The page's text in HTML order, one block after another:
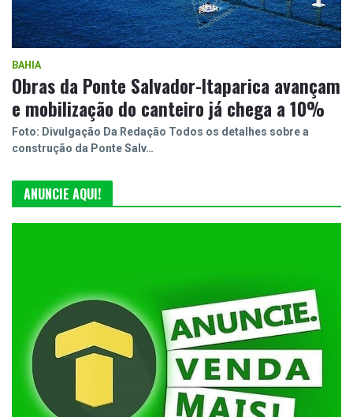
BAHIA
Obras da Ponte Salvador-Itaparica avançam
e mobilização do canteiro já chega a 10%
Foto: Divulgação Da Redação Todos os detalhes sobre a
construção da Ponte Salv…
ANUNCIE AQUI!